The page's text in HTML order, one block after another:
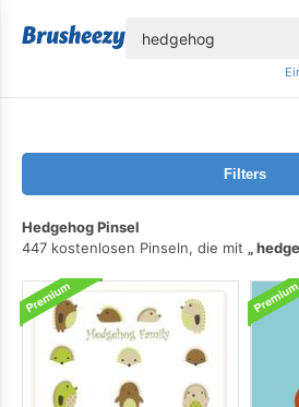
Filters
Hedgehog Pinsel
447 kostenlosen Pinseln, die mit